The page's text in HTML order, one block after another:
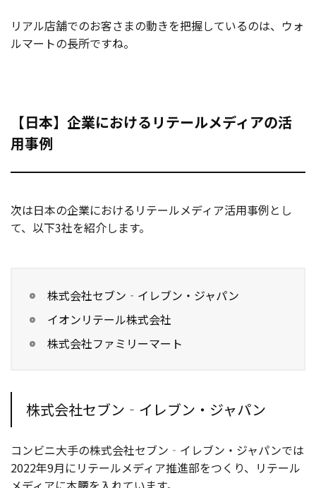
リアル店舗でのお客さまの動きを把握しているのは、ウォ
ルマートの長所ですね。
【日本】企業におけるリテールメディアの活
用事例
次は日本の企業におけるリテールメディア活用事例とし
て、以下3社を紹介します。
株式会社セブン‐イレブン・ジャパン
イオンリテール株式会社
株式会社ファミリーマート
株式会社セブン‐イレブン・ジャパン
コンビニ大手の株式会社セブン‐イレブン・ジャパンでは
2022年9月にリテールメディア推進部をつくり、リテール